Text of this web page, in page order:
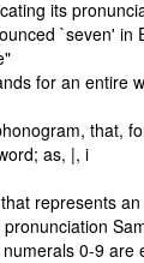
its
`seven' in
for an entire
that,
as, |, i
represents
0-9 are